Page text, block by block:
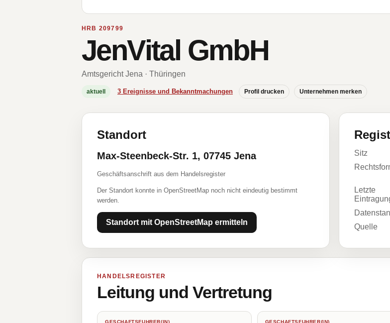
HRB 209799
JenVital GmbH
Amtsgericht Jena · Thüringen
aktuell 3 Ereignisse und Bekanntmachungen Profil drucken Unternehmen merken
Standort
Max-Steenbeck-Str. 1, 07745 Jena
Geschäftsanschrift aus dem Handelsregister
Der Standort konnte in OpenStreetMap noch nicht eindeutig bestimmt
werden.
Standort mit OpenStreetMap ermitteln
Sitz
Letzte
Quelle
HANDELSREGISTER
Leitung und Vertretung
GESCHAFTSFUHRER(IN) GESCHAFTSFUHRER(IN)